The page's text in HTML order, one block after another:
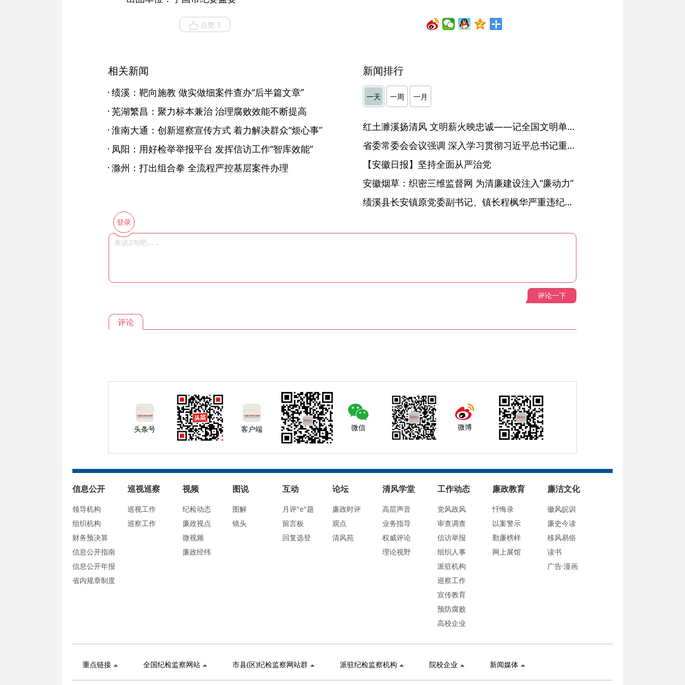
点赞 3
相关新闻
绩溪：靶向施教 做实做细案件查办“后半篇文章”
芜湖繁昌：聚力标本兼治 治理腐败效能不断提高
淮南大通：创新巡察宣传方式 着力解决群众“烦心事”
凤阳：用好检举举报平台 发挥信访工作“智库效能”
滁州：打出组合拳 全流程严控基层案件办理
新闻排行
一天 一周 一月
红土濉溪扬清风 文明薪火映忠诚——记全国文明单位、安徽省濉溪县纪委监委
省委常委会会议强调 深入学习贯彻习近平总书记重要讲话精神 以高质量党建引领高质量发展 梁言顺主持并讲话
【安徽日报】坚持全面从严治党
安徽烟草：织密三维监督网 为清廉建设注入“廉动力”
绩溪县长安镇原党委副书记、镇长程枫华严重违纪违法被开除党籍和公职
登录
评论一下
评论
头条号 客户端 微信 微博
信息公开
领导机构
组织机构
财务预决算
信息公开指南
信息公开年报
省内规章制度
巡视巡察
巡视工作
巡察工作
视频
纪检动态
廉政视点
微视频
廉政经纬
图说
图解
镜头
互动
月评"e"题
留言板
回复选登
论坛
廉政时评
观点
清风苑
清风学堂
高层声音
业务指导
权威评论
理论视野
工作动态
党风政风
审查调查
信访举报
组织人事
派驻机构
巡察工作
宣传教育
预防腐败
高校企业
廉政教育
忏悔录
以案警示
勤廉榜样
网上展馆
廉洁文化
徽风皖训
廉史今读
移风易俗
读书
广告·漫画
重点链接 全国纪检监察网站 市县(区)纪检监察网站群 派驻纪检监察机构 院校企业 新闻媒体